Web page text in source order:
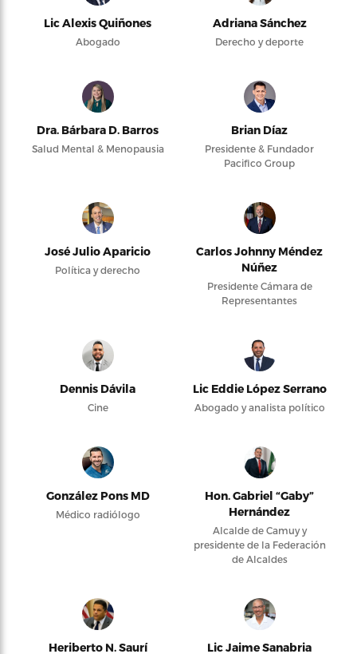
Lic Alexis Quiñones
Abogado
Adriana Sánchez
Derecho y deporte
Dra. Bárbara D. Barros
Salud Mental & Menopausia
Brian Díaz
Presidente & Fundador
Pacifico Group
José Julio Aparicio
Política y derecho
Carlos Johnny Méndez
Núñez
Presidente Cámara de
Representantes
Dennis Dávila
Cine
Lic Eddie López Serrano
Abogado y analista político
González Pons MD
Médico radiólogo
Hon. Gabriel “Gaby”
Hernández
Alcalde de Camuy y
presidente de la Federación
de Alcaldes
Heriberto N. Saurí Lic Jaime Sanabria